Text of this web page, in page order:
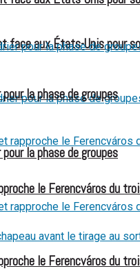
face aux États-Unis pour
la phase de groupes
le Ferencváros du
la phase de groupes
le Ferencváros du